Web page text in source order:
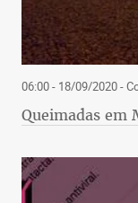
06:00 - 18/09/2020-
Queimadas em